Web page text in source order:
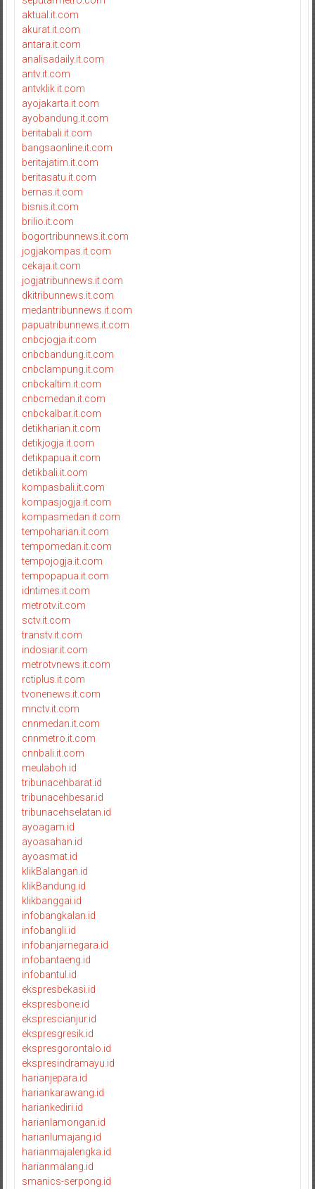
aktual.it.com
akurat.it.com
antara.it.com
analisadaily.it.com
antv.it.com
antvklik.it.com
ayojakarta.it.com
ayobandung.it.com
beritabali.it.com
bangsaonline.it.com
beritajatim.it.com
beritasatu.it.com
bernas.it.com
bisnis.it.com
brilio.it.com
bogortribunnews.it.com
jogjakompas.it.com
cekaja.it.com
jogjatribunnews.it.com
dkitribunnews.it.com
medantribunnews.it.com
papuatribunnews.it.com
cnbcjogja.it.com
cnbcbandung.it.com
cnbclampung.it.com
cnbckaltim.it.com
cnbcmedan.it.com
cnbckalbar.it.com
detikharian.it.com
detikjogja.it.com
detikpapua.it.com
detikbali.it.com
kompasbali.it.com
kompasjogja.it.com
kompasmedan.it.com
tempoharian.it.com
tempomedan.it.com
tempojogja.it.com
tempopapua.it.com
idntimes.it.com
metrotv.it.com
sctv.it.com
transtv.it.com
indosiar.it.com
metrotvnews.it.com
rctiplus.it.com
tvonenews.it.com
mnctv.it.com
cnnmedan.it.com
cnnmetro.it.com
cnnbali.it.com
meulaboh.id
tribunacehbarat.id
tribunacehbesar.id
tribunacehselatan.id
ayoagam.id
ayoasahan.id
ayoasmat.id
klikBalangan.id
klikBandung.id
klikbanggai.id
infobangkalan.id
infobangli.id
infobanjarnegara.id
infobantaeng.id
infobantul.id
ekspresbekasi.id
ekspresbone.id
eksprescianjur.id
ekspresgresik.id
ekspresgorontalo.id
ekspresindramayu.id
harianjepara.id
hariankarawang.id
hariankediri.id
harianlamongan.id
harianlumajang.id
harianmajalengka.id
harianmalang.id
smanics-serpong.id